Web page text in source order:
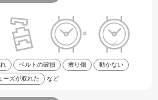
ベルトの破損 擦り傷 動かない
ーズが取れた など